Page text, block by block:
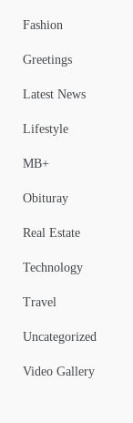
Fashion
Greetings
Latest News
Lifestyle
MB+
Obituray
Real Estate
Technology
Travel
Uncategorized
Video Gallery